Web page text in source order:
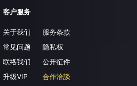
客户服务
关于我们
常见问题
联络我们
升级VIP
服务条款
隐私权
公开征件
合作洽談